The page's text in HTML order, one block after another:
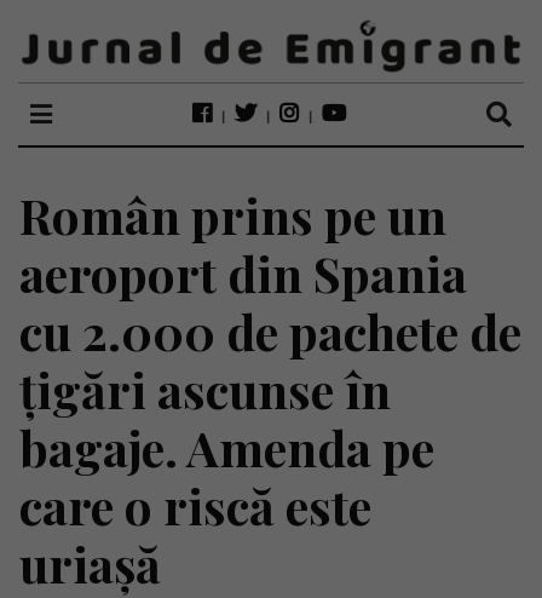
Român prins pe un
aeroport din Spania
cu 2.000 de pachete de
țigări ascunse în
bagaje. Amenda pe
care o riscă este
uriașă